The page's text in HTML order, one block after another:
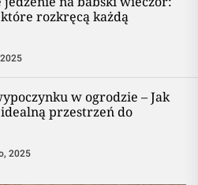
rozkręcą każdą
w ogrodzie – Jak
przestrzeń do
2025